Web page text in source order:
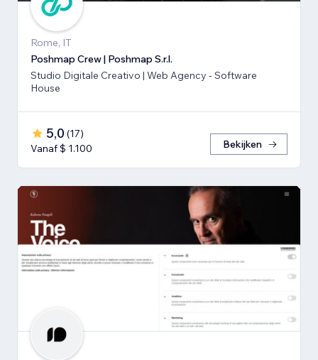
Rome, IT
Poshmap Crew | Poshmap S.r.l.
Studio Digitale Creativo | Web Agency - Software
House
5,0 (17)
Vanaf $ 1.100
Bekijken